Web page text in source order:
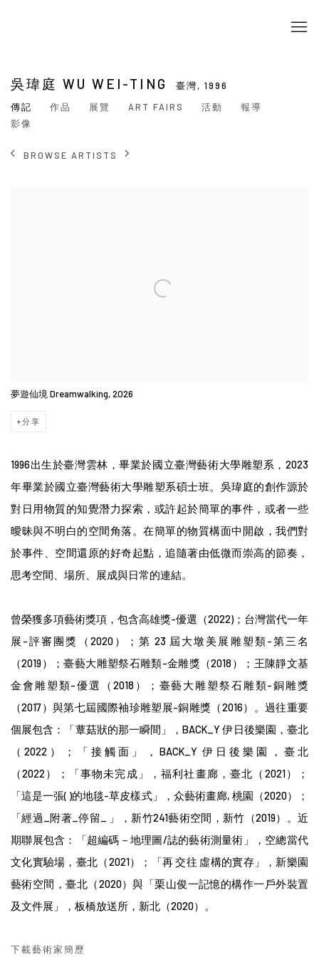
吳瑋庭 WU WEI-TING 臺灣, 1996
傳記
作品 展覽 ART FAIRS 活動
報導
影像
BROWSE ARTISTS
夢遊仙境 Dreamwalking, 2026
分享
1996出生於臺灣雲林，畢業於國立臺灣藝術大學雕塑系，2023
年畢業於國立臺灣藝術大學雕塑系碩士班。吳瑋庭的創作源於
對日用物質的知覺潛力探索，或許起於簡單的事件，或者一些
曖昧與不明白的空間角落。在簡單的物質構面中開啟，我們對
於事件、空間還原的好奇起點，追隨著由低微而崇高的節奏，
思考空間、場所、展成與日常的連結。
曾榮獲多項藝術獎項，包含高雄獎-優選（2022)；台灣當代一年
展-評審團獎（2020）；第 23 屆大墩美展雕塑類-第三名
（2019）；臺藝大雕塑祭石雕類-金雕獎（2018）；王陳靜文基
金會雕塑類-優選（2018）；臺藝大雕塑祭石雕類-銅雕獎
（2017）與第七屆國際袖珍雕塑展-銅雕獎（2016）。過往重要
個展包含：「蕈菇狀的那一瞬間」，BACK_Y 伊日後樂園，臺北
（2022）；「接觸面」，BACK_Y 伊日後樂園，臺北
（2022）；「事物未完成」，福利社畫廊，臺北（2021）；
「這是一張( )的地毯-草皮樣式」，众藝術畫廊, 桃園（2020）；
「經過_附著_停留_ 」，新竹241藝術空間，新竹（2019）。近
期聯展包含：「超編碼－地理圖/誌的藝術測量術」，空總當代
文化實驗場，臺北（2021）；「再 交往 虛構的實存」，新樂園
藝術空間，臺北（2020）與「栗山俊一記憶的構作一戶外裝置
及文件展」，板橋放送所，新北（2020）。
下載藝術家簡歷